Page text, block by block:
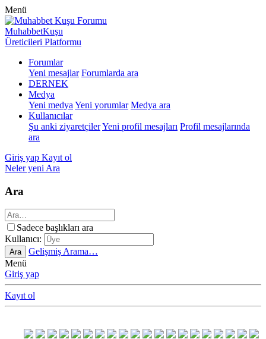
Menü
MuhabbetKuşu
Üreticileri Platformu
Forumlar
Yeni mesajlar Forumlarda ara
DERNEK
Medya
Yeni medya Yeni yorumlar Medya ara
Kullanıcılar
Şu anki ziyaretçilerYeni profil mesajları Profil mesajlarında
ara
Giriş yap Kayıt ol
Neler yeni Ara
Ara
Sadece başlıkları ara
Kullanıcı:
Ara
Gelişmiş Arama…
Menü
Giriş yap
Kayıt ol